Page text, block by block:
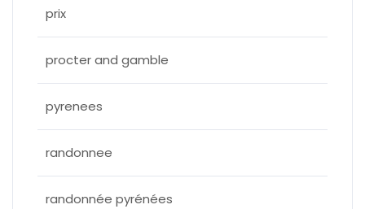
prix
procter and gamble
pyrenees
randonnee
randonnée pyrénées